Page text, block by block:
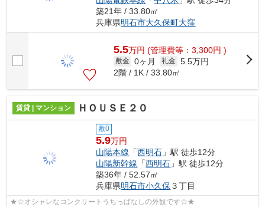
築21年 / 33.80㎡
兵庫県明石市大久保町大窪
5.5万円 (管理費等：3,300円 )
敷金 0ヶ月 礼金 5.5万円
2階 / 1K / 33.80㎡
賃貸 | マンション ＨＯＵＳＥ２０
敷0
5.9万円
山陽本線 「西明石 」駅 徒歩12分
山陽新幹線 「西明石 」駅 徒歩12分
築36年 / 52.57㎡
兵庫県明石市小久保３丁目
★☆オシャレなコンクリートうちっぱなしの外観です☆★